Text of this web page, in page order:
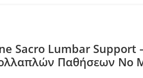
Sacro Lumbar Support
Παθήσεων No